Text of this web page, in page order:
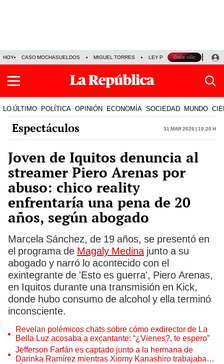
HOY CASO MOCHASUELDOS MIGUEL TORRES LEY PULPÍN PRECIO DEL
LO ÚLTIMO POLÍTICA OPINIÓN ECONOMÍA SOCIEDAD MUNDO
Espectáculos 31 Mar 2026 | 10:20 h
Joven de Iquitos denuncia al
streamer Piero Arenas por
abuso: chico reality
enfrentaría una pena de 20
años, según abogado
Marcela Sánchez, de 19 años, se presentó en
el programa de Magaly Medinajunto a su
abogado y narró lo acontecido con el
exintegrante de 'Esto es guerra', Piero Arenas,
en Iquitos durante una transmisión en Kick,
donde hubo consumo de alcohol y ella terminó
inconsciente.
Revelan polémicos chats sobre cómo exdirector de La
Bella Luz acosaba a excantante: “¿Vienes?, te espero”
Jefferson Farfán es captado junto a la hermana de
Darinka Ramírez mientras Xiomy Kanashiro trabajaba: